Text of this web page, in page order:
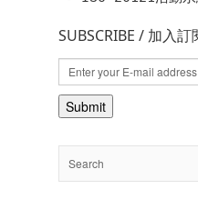
SUBSCRIBE / 加入訂